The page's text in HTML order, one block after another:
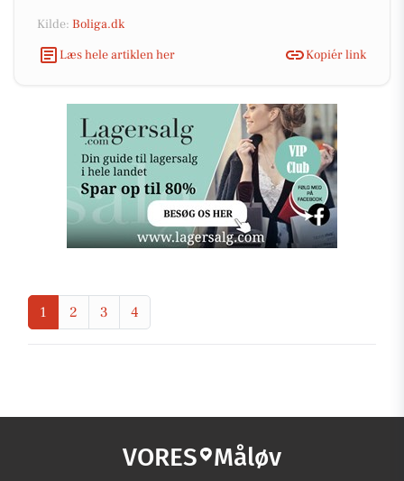
Kilde: Boliga.dk
Læs hele artiklen her
Kopiér link
1 2 3 4
VORES Måløv